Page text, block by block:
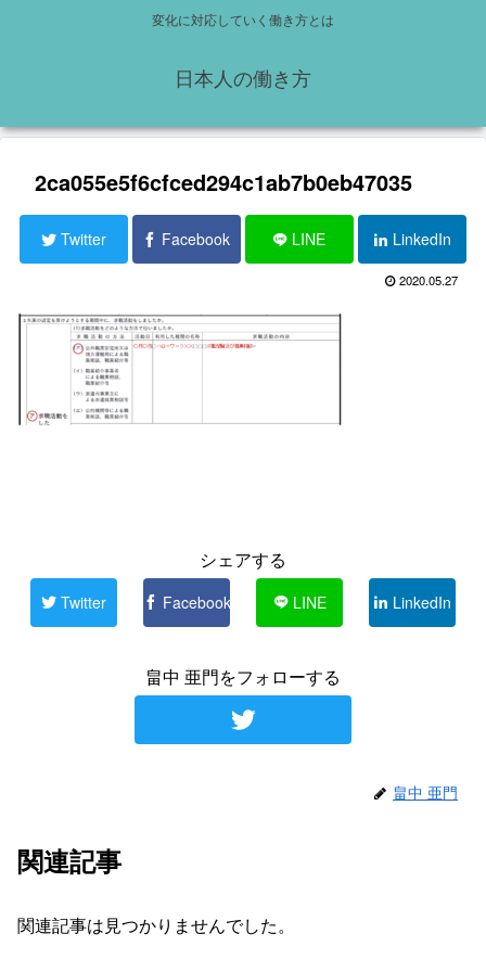
変化に対応していく働き方とは
日本人の働き方
2ca055e5f6cfced294c1ab7b0eb47035
Twitter Facebook LINE LinkedIn
2020.05.27
シェアする
Twitter Facebook LINE LinkedIn
畠中 亜門をフォローする
畠中 亜門
関連記事
関連記事は見つかりませんでした。